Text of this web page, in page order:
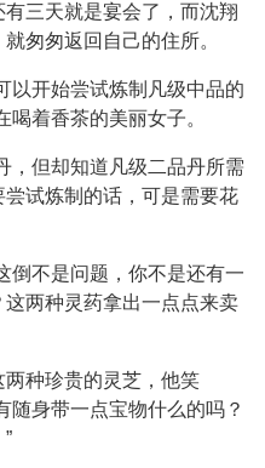
三天就是宴会了，而沈翔
匆匆返回自己的住所。
以开始尝试炼制凡级中品的
喝着香茶的美丽女子。
，但却知道凡级二品丹所需
试炼制的话，可是需要花
倒不是问题，你不是还有一
两种灵药拿出一点点来卖
种珍贵的灵芝，他笑
随身带一点宝物什么的吗？